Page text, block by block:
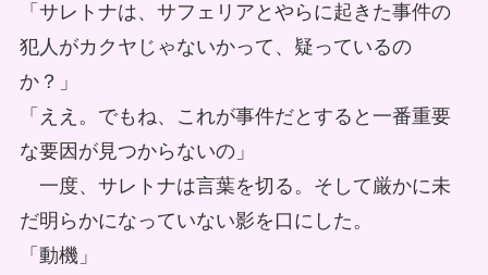
「サレトナは、サフェリアとやらに起きた事件の
犯人がカクヤじゃないかって、疑っているの
か？」
「ええ。でもね、これが事件だとすると一番重要
な要因が見つからないの」
一度、サレトナは言葉を切る。そして厳かに未
だ明らかになっていない影を口にした。
「動機」